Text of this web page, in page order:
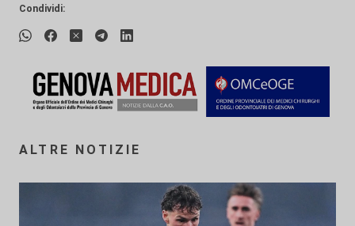
Condividi:
ALTRE NOTIZIE